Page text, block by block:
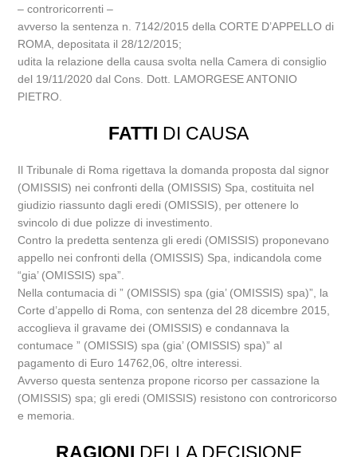
– controricorrenti –
avverso la sentenza n. 7142/2015 della CORTE D’APPELLO di
ROMA, depositata il 28/12/2015;
udita la relazione della causa svolta nella Camera di consiglio
del 19/11/2020 dal Cons. Dott. LAMORGESE ANTONIO
PIETRO.
FATTI DI CAUSA
Il Tribunale di Roma rigettava la domanda proposta dal signor
(OMISSIS) nei confronti della (OMISSIS) Spa, costituita nel
giudizio riassunto dagli eredi (OMISSIS), per ottenere lo
svincolo di due polizze di investimento.
Contro la predetta sentenza gli eredi (OMISSIS) proponevano
appello nei confronti della (OMISSIS) Spa, indicandola come
“gia’ (OMISSIS) spa”.
Nella contumacia di ” (OMISSIS) spa (gia’ (OMISSIS) spa)”, la
Corte d’appello di Roma, con sentenza del 28 dicembre 2015,
accoglieva il gravame dei (OMISSIS) e condannava la
contumace ” (OMISSIS) spa (gia’ (OMISSIS) spa)” al
pagamento di Euro 14762,06, oltre interessi.
Avverso questa sentenza propone ricorso per cassazione la
(OMISSIS) spa; gli eredi (OMISSIS) resistono con controricorso
e memoria.
RAGIONI DELLA DECISIONE